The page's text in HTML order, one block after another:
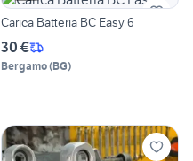
Carica Batteria BC Easy 6
30 €
Bergamo(BG)